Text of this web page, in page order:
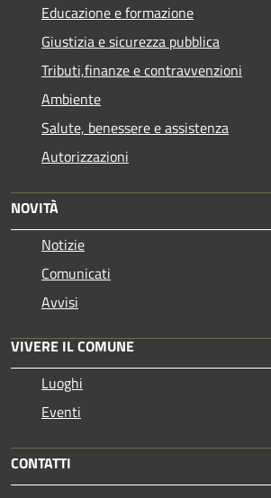
Educazione e formazione
Giustizia e sicurezza pubblica
Tributi,finanze e contravvenzioni
Ambiente
Salute, benessere e assistenza
Autorizzazioni
NOVITÀ
Notizie
Comunicati
Avvisi
VIVERE IL COMUNE
Luoghi
Eventi
CONTATTI